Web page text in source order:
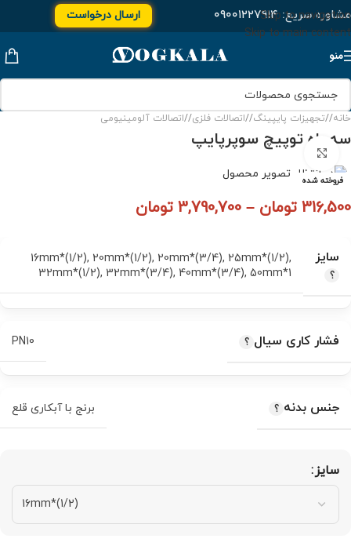
Skip to navigation
Skip to main content
مشاوره سریع:۰۹۰۰۱۲۲۷۹۱۴ ارسال درخواست
منو
خانه/ تجهیزات پایپینگ/ اتصالات فلزی/ اتصالات آلومینیومی
سه راه توپیچ سوپرپایپ
فروخته شده
برای بزرگنمایی کلیک کنید
316,500 تومان –
3,790,700 تومان
سایز 16mm*(1/2), 20mm*(1/2), 20mm*(3/4), 25mm*(1/2),
32mm*(1/2), 32mm*(3/4), 40mm*(3/4), 50mm*1
فشار کاری سیال PN10
جنس بدنه برنج با آبکاری قلع
سایز